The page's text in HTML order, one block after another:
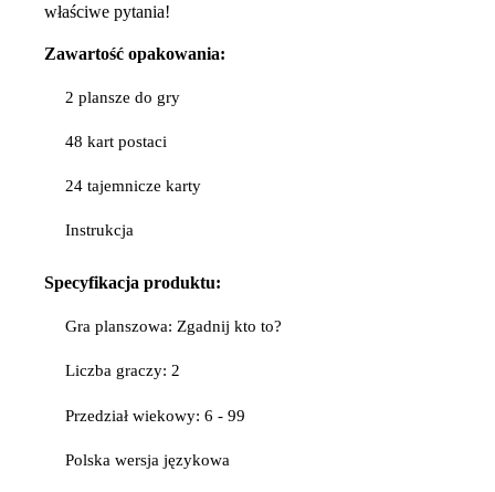
właściwe pytania!
Zawartość opakowania:
2 plansze do gry
48 kart postaci
24 tajemnicze karty
Instrukcja
Specyfikacja produktu:
Gra planszowa: Zgadnij kto to?
Liczba graczy: 2
Przedział wiekowy: 6 - 99
Polska wersja językowa